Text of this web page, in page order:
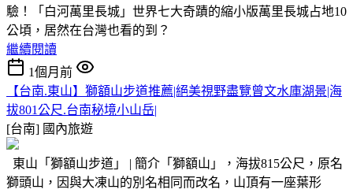
驗！「白河萬里長城」世界七大奇蹟的縮小版萬里長城占地10
公頃，居然在台灣也看的到？
繼續閱讀
1個月前
【台南.東山】獅額山步道推薦|絕美視野盡覽曾文水庫湖景|海
拔801公尺.台南秘境小山岳|
[台南] 國內旅遊
東山「獅額山步道」 | 簡介「獅額山」，海拔815公尺，原名
獅頭山，因與大凍山的別名相同而改名，山頂有一座葉形